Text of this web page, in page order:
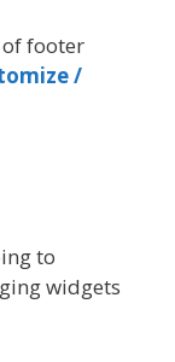
footer
/
to
widgets